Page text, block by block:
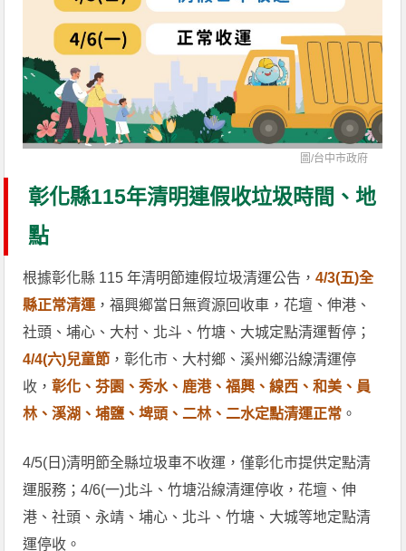
圖/台中市政府
彰化縣115年清明連假收垃圾時間、地
點
根據彰化縣 115 年清明節連假垃圾清運公告，4/3(五)全
縣正常清運，福興鄉當日無資源回收車，花壇、伸港、
社頭、埔心、大村、北斗、竹塘、大城定點清運暫停；
4/4(六)兒童節 ，彰化市、大村鄉、溪州鄉沿線清運停
收，彰化、芬園、秀水、鹿港、福興、線西、和美、員
林、溪湖、埔鹽、埤頭、二林、二水定點清運正常 。
4/5(日)清明節全縣垃圾車不收運，僅彰化市提供定點清
運服務；4/6(一)北斗、竹塘沿線清運停收，花壇、伸
港、社頭、永靖、埔心、北斗、竹塘、大城等地定點清
運停收。